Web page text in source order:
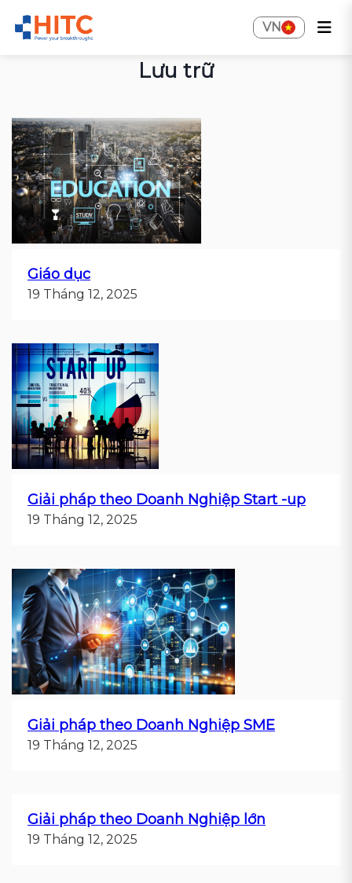
VN
Lưu trữ
Giáo dục
19 Tháng 12, 2025
Giải pháp theo Doanh Nghiệp Start -up
19 Tháng 12, 2025
Giải pháp theo Doanh Nghiệp SME
19 Tháng 12, 2025
Giải pháp theo Doanh Nghiệp lớn
19 Tháng 12, 2025